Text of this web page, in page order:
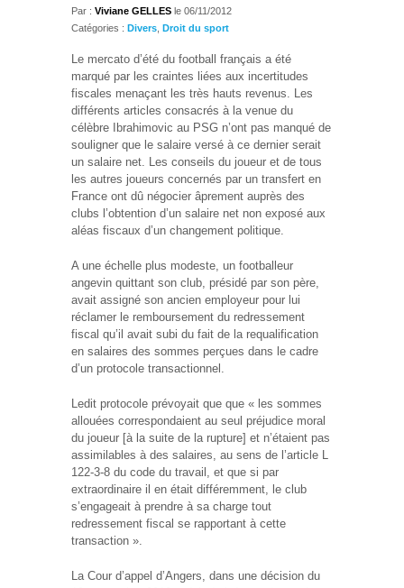
Par : Viviane GELLES le 06/11/2012
Catégories : Divers Droit du sport
Le mercato d’été du football français a été
marqué par les craintes liées aux incertitudes
fiscales menaçant les très hauts revenus. Les
différents articles consacrés à la venue du
célèbre Ibrahimovic au PSG n’ont pas manqué de
souligner que le salaire versé à ce dernier serait
un salaire net. Les conseils du joueur et de tous
les autres joueurs concernés par un transfert en
France ont dû négocier âprement auprès des
clubs l’obtention d’un salaire net non exposé aux
aléas fiscaux d’un changement politique.
A une échelle plus modeste, un footballeur
angevin quittant son club, présidé par son père,
avait assigné son ancien employeur pour lui
réclamer le remboursement du redressement
fiscal qu’il avait subi du fait de la requalification
en salaires des sommes perçues dans le cadre
d’un protocole transactionnel.
Ledit protocole prévoyait que que « les sommes
allouées correspondaient au seul préjudice moral
du joueur [à la suite de la rupture] et n’étaient pas
assimilables à des salaires, au sens de l’article L
122-3-8 du code du travail, et que si par
extraordinaire il en était différemment, le club
s’engageait à prendre à sa charge tout
redressement fiscal se rapportant à cette
transaction ».
La Cour d’appel d’Angers, dans une décision du